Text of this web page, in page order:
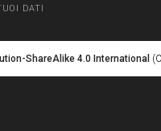
DATI
ShareAlike 4.0 International